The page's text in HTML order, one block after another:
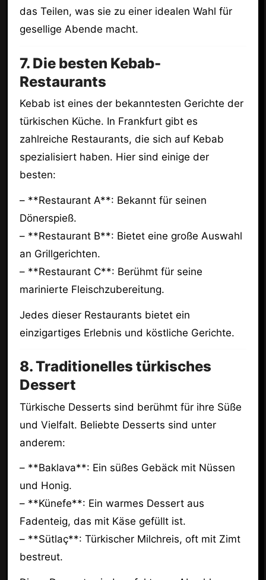
das Teilen, was sie zu einer idealen Wahl für
gesellige Abende macht.
7. Die besten Kebab-
Restaurants
Kebab ist eines der bekanntesten Gerichte der
türkischen Küche. In Frankfurt gibt es
zahlreiche Restaurants, die sich auf Kebab
spezialisiert haben. Hier sind einige der
besten:
– **Restaurant A**: Bekannt für seinen
Dönerspieß.
– **Restaurant B**: Bietet eine große Auswahl
an Grillgerichten.
– **Restaurant C**: Berühmt für seine
marinierte Fleischzubereitung.
Jedes dieser Restaurants bietet ein
einzigartiges Erlebnis und köstliche Gerichte.
8. Traditionelles türkisches
Dessert
Türkische Desserts sind berühmt für ihre Süße
und Vielfalt. Beliebte Desserts sind unter
anderem:
– **Baklava**: Ein süßes Gebäck mit Nüssen
und Honig.
– **Künefe**: Ein warmes Dessert aus
Fadenteig, das mit Käse gefüllt ist.
– **Sütlaç**: Türkischer Milchreis, oft mit Zimt
bestreut.